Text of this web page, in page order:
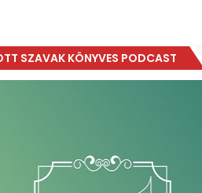
SZAVAK KÖNYVES PODCAST